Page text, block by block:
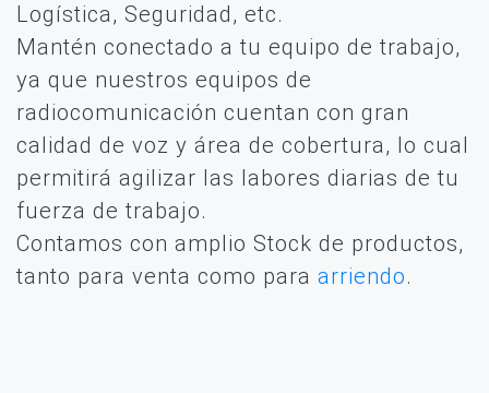
Logística, Seguridad, etc.
Mantén conectado a tu equipo de trabajo,
ya que nuestros equipos de
radiocomunicación cuentan con gran
calidad de voz y área de cobertura, lo cual
permitirá agilizar las labores diarias de tu
fuerza de trabajo.
Contamos con amplio Stock de productos,
tanto para venta como para arriendo.